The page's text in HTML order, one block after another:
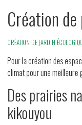
Création
CRÉATION DE JARDIN
Pour la création des
climat pour une meilleure
Des prairies
kikouyou